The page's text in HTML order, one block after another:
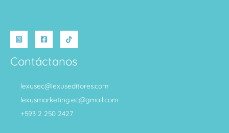
Contáctanos
lexusec@lexuseditores.com
lexusmarketing.ec@gmail.com
+593 2 250 2427